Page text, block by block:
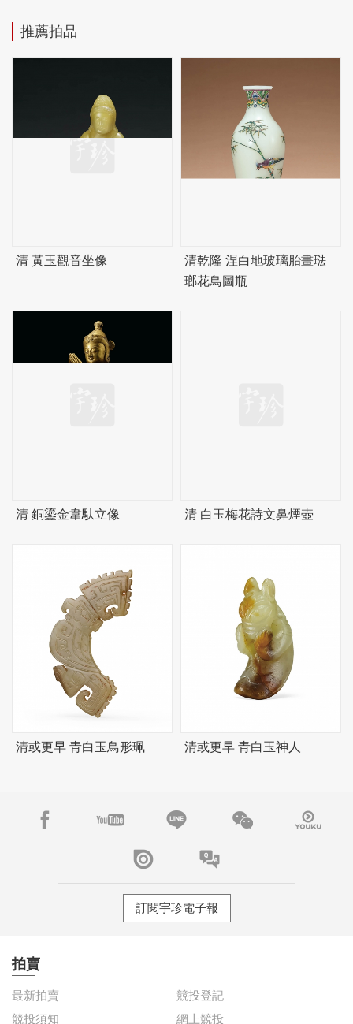
推薦拍品
清 黃玉觀音坐像
清乾隆 涅白地玻璃胎畫琺
瑯花鳥圖瓶
清 銅鎏金韋馱立像 清 白玉梅花詩文鼻煙壺
清或更早 青白玉鳥形珮 清或更早 青白玉神人
訂閱宇珍電子報
拍賣
最新拍賣
競投登記
競投須知
網上競投